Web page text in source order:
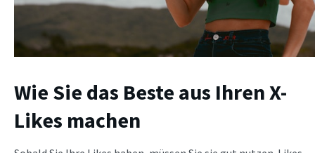
Wie Sie das Beste aus Ihren X-
Likes machen